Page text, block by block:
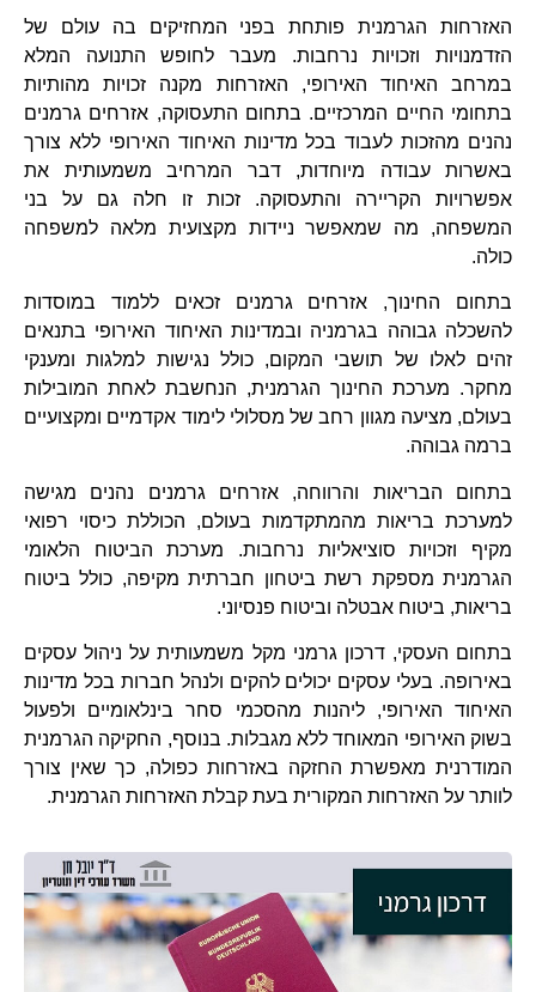
האזרחות הגרמנית פותחת בפני המחזיקים בה עולם של
הזדמנויות וזכויות נרחבות. מעבר לחופש התנועה המלא
במרחב האיחוד האירופי, האזרחות מקנה זכויות מהותיות
בתחומי החיים המרכזיים. בתחום התעסוקה, אזרחים גרמנים
נהנים מהזכות לעבוד בכל מדינות האיחוד האירופי ללא צורך
באשרות עבודה מיוחדות, דבר המרחיב משמעותית את
אפשרויות הקריירה והתעסוקה. זכות זו חלה גם על בני
המשפחה, מה שמאפשר ניידות מקצועית מלאה למשפחה
כולה.
בתחום החינוך, אזרחים גרמנים זכאים ללמוד במוסדות
להשכלה גבוהה בגרמניה ובמדינות האיחוד האירופי בתנאים
זהים לאלו של תושבי המקום, כולל נגישות למלגות ומענקי
מחקר. מערכת החינוך הגרמנית, הנחשבת לאחת המובילות
בעולם, מציעה מגוון רחב של מסלולי לימוד אקדמיים ומקצועיים
ברמה גבוהה.
בתחום הבריאות והרווחה, אזרחים גרמנים נהנים מגישה
למערכת בריאות מהמתקדמות בעולם, הכוללת כיסוי רפואי
מקיף וזכויות סוציאליות נרחבות. מערכת הביטוח הלאומי
הגרמנית מספקת רשת ביטחון חברתית מקיפה, כולל ביטוח
בריאות, ביטוח אבטלה וביטוח פנסיוני.
בתחום העסקי, דרכון גרמני מקל משמעותית על ניהול עסקים
באירופה. בעלי עסקים יכולים להקים ולנהל חברות בכל מדינות
האיחוד האירופי, ליהנות מהסכמי סחר בינלאומיים ולפעול
בשוק האירופי המאוחד ללא מגבלות. בנוסף, החקיקה הגרמנית
המודרנית מאפשרת החזקה באזרחות כפולה, כך שאין צורך
לוותר על האזרחות המקורית בעת קבלת האזרחות הגרמנית.